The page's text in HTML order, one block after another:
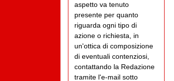
aspetto va tenuto
presente per quanto
riguarda ogni tipo di
azione o richiesta, in
un'ottica di composizione
di eventuali contenziosi,
contattando la Redazione
tramite l'e-mail sotto